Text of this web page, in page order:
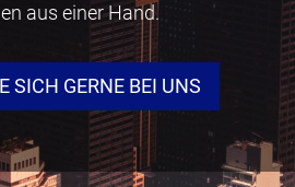
aus einer Hand.
SICH GERNE BEI UNS